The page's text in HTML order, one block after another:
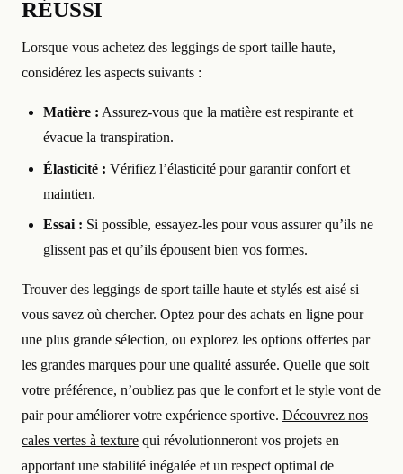
RÉUSSI
Lorsque vous achetez des leggings de sport taille haute,
considérez les aspects suivants :
Matière : Assurez-vous que la matière est respirante et
évacue la transpiration.
Élasticité : Vérifiez l’élasticité pour garantir confort et
maintien.
Essai : Si possible, essayez-les pour vous assurer qu’ils ne
glissent pas et qu’ils épousent bien vos formes.
Trouver des leggings de sport taille haute et stylés est aisé si
vous savez où chercher. Optez pour des achats en ligne pour
une plus grande sélection, ou explorez les options offertes par
les grandes marques pour une qualité assurée. Quelle que soit
votre préférence, n’oubliez pas que le confort et le style vont de
pair pour améliorer votre expérience sportive. Découvrez nos
cales vertes à texture qui révolutionneront vos projets en
apportant une stabilité inégalée et un respect optimal de